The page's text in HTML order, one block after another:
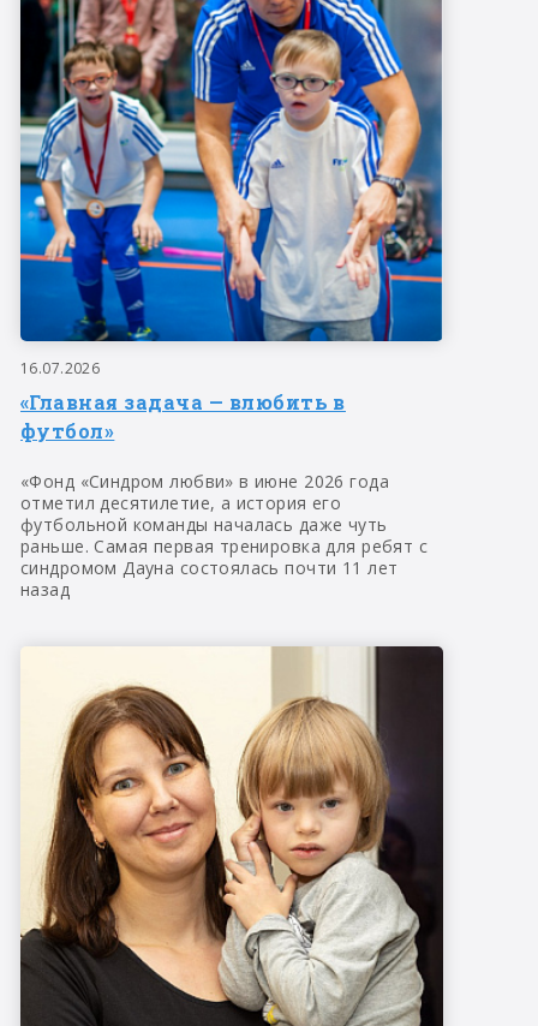
16.07.2026
«Главная задача — влюбить в
футбол»
«Фонд «Синдром любви» в июне 2026 года
отметил десятилетие, а история его
футбольной команды началась даже чуть
раньше. Самая первая тренировка для ребят с
синдромом Дауна состоялась почти 11 лет
назад